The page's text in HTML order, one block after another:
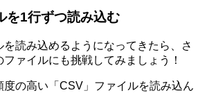
を1行ずつ読み込む
を読み込めるようになってきたら、さ
ファイルにも挑戦してみましょう！
度の高い「CSV」ファイルを読み込ん